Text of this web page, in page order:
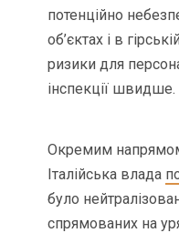
потенційно
об’єктах і в
ризики для
інспекції швидше.
Окремим
Італійська влада
було
спрямованих на